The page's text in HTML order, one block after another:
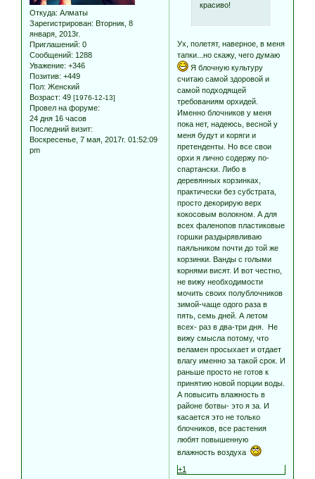
Откуда: Алматы
Зарегистрирован: Вторник, 8
января, 2013г.
Приглашений: 0
Сообщений: 1288
Уважение: +346
Позитив: +449
Пол: Женский
Возраст: 49 [1976-12-13]
Провел на форуме:
24 дня 16 часов
Последний визит:
Воскресенье, 7 мая, 2017г. 01:52:09
pm
красиво!
Ух, полетят, наверное, в меня
тапки...но скажу, чего думаю
Я блочную культуру
считаю самой здоровой и
самой подходящей
требованиям орхидей.
Именно блочников у меня
пока нет, надеюсь, весной у
меня будут и коряги и
претенденты. Но все свои
орхи я лично содержу по-
спартански. Либо в
деревянных корзинках,
практически без субстрата,
просто декорирую верх
кокосовым волокном. А для
всех фаленопов пластиковые
горшки раздырявливаю
паяльником почти до той же
корзинки. Ванды с голыми
корнями висят. И вот честно,
не вижу необходимости
мочить своих полублочников
зимой-чаще одого раза в
пять, семь дней. А летом
всех- раз в два-три дня. Не
вижу смысла потому, что
веламен просыхает и отдает
влагу именно за такой срок. И
раньше просто не готов к
принятию новой порции воды.
А повысить влажность в
районе ботвы- это я за. И
касается это не только
блочников, все растения
любят повышенную
влажность воздуха
+1